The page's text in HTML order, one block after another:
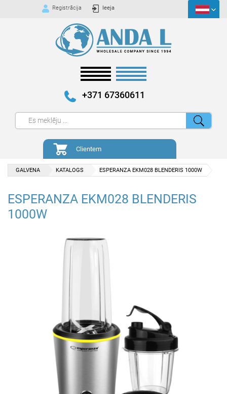
Registrācija Ieeja
+371 67360611
Clientem
GALVENA KATALOGS ESPERANZA EKM028 BLENDERIS 1000W
ESPERANZA EKM028 BLENDERIS
1000W